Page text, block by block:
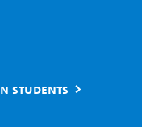
students